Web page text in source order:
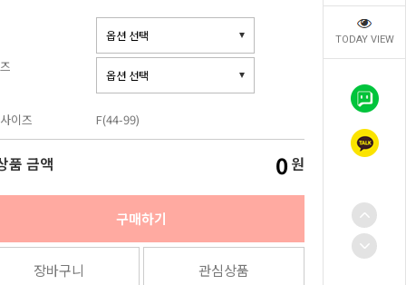
TODAY VIEW
이즈 F(44-99)
품 금액 0 원
구매하기
장바구니 관심상품